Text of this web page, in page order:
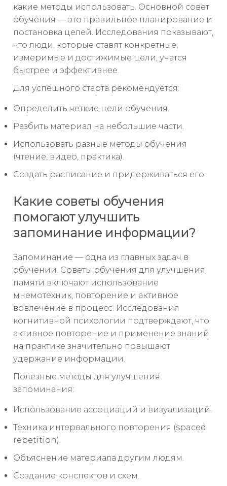
какие методы использовать. Основной совет
обучения — это правильное планирование и
постановка целей. Исследования показывают,
что люди, которые ставят конкретные,
измеримые и достижимые цели, учатся
быстрее и эффективнее.
Для успешного старта рекомендуется:
Определить четкие цели обучения.
Разбить материал на небольшие части.
Использовать разные методы обучения
(чтение, видео, практика).
Создать расписание и придерживаться его.
Какие советы обучения
помогают улучшить
запоминание информации?
Запоминание — одна из главных задач в
обучении. Советы обучения для улучшения
памяти включают использование
мнемотехник, повторение и активное
вовлечение в процесс. Исследования
когнитивной психологии подтверждают, что
активное повторение и применение знаний
на практике значительно повышают
удержание информации.
Полезные методы для улучшения
запоминания:
Использование ассоциаций и визуализаций.
Техника интервального повторения (spaced
repetition).
Объяснение материала другим людям.
Создание конспектов и схем.